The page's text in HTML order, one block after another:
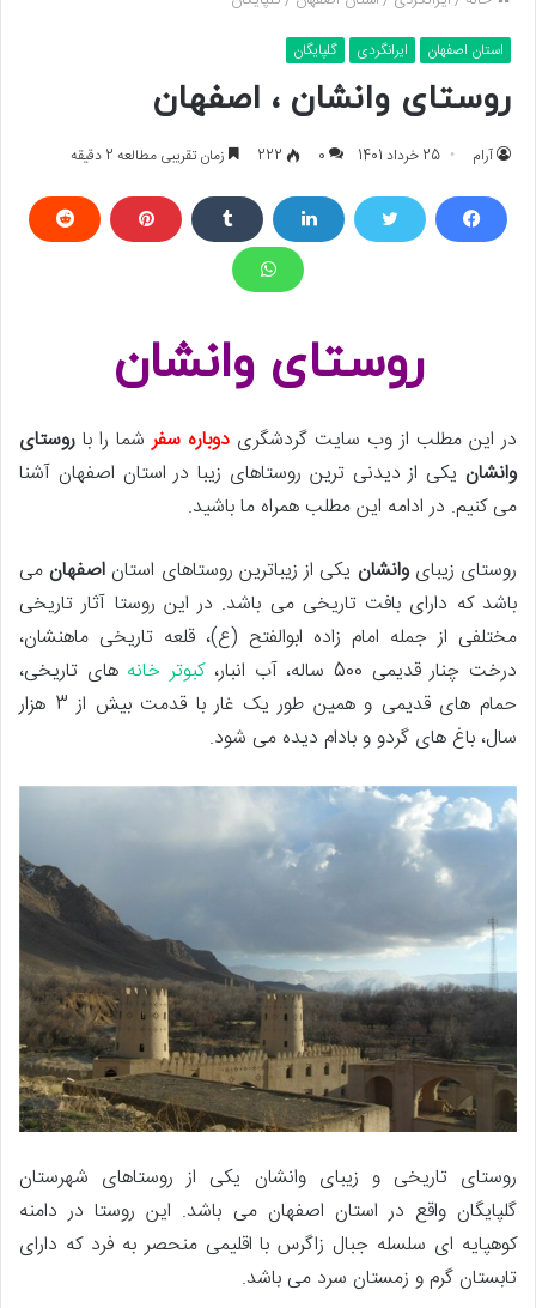
استان اصفهان ایرانگردی گلپایگان
روستای وانشان ، اصفهان
آرام 25 خرداد 1401 0
222 زمان تقریبی مطالعه 2 دقیقه
روستای وانشان
در این مطلب از وب سایت گردشگری دوباره سفر شما را با روستای
وانشان یکی از دیدنی ترین روستاهای زیبا در استان اصفهان آشنا
می کنیم. در ادامه این مطلب همراه ما باشید.
روستای زیبایوانشان یکی از زیباترین روستاهای استان اصفهان می
باشد که دارای بافت تاریخی می باشد. در این روستا آثار تاریخی
مختلفی از جمله امام زاده ابوالفتح (ع)، قلعه تاریخی ماهنشان،
درخت چنار قدیمی 500 ساله، آب انبار،
کبوتر خانه های تاریخی،
حمام های قدیمی و همین طور یک غار با قدمت بیش از 3 هزار
سال، باغ های گردو و بادام دیده می شود.
روستای تاریخی و زیبای وانشان یکی از روستاهای شهرستان
گلپایگان واقع در استان اصفهان می باشد. این روستا در دامنه
کوهپایه ای سلسله جبال زاگرس با اقلیمی منحصر به فرد که دارای
تابستان گرم و زمستان سرد می باشد.